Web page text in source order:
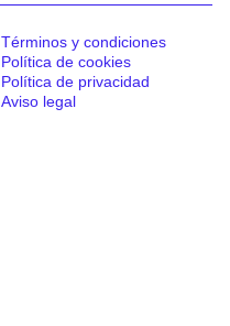
Términos y condiciones
Política de cookies
Política de privacidad
Aviso legal